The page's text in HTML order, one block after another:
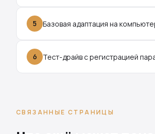
5 Базовая адаптация на
6 Тест-драйв с регистрацией
СВЯЗАННЫЕ СТРАНИЦЫ